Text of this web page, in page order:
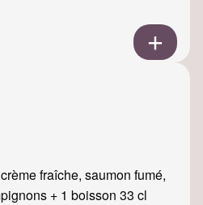
fraîche, saumon fumé,
+ 1 boisson 33 cl